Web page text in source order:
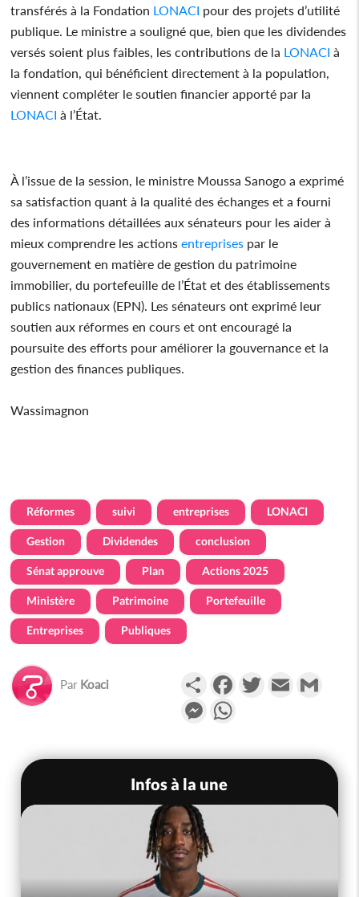
transférés à la Fondation LONACI pour des projets d’utilité
publique. Le ministre a souligné que, bien que les dividendes
versés soient plus faibles, les contributions de la LONACI à
la fondation, qui bénéficient directement à la population,
viennent compléter le soutien financier apporté par la
LONACI à l’État.
À l’issue de la session, le ministre Moussa Sanogo a exprimé
sa satisfaction quant à la qualité des échanges et a fourni
des informations détaillées aux sénateurs pour les aider à
mieux comprendre les actions entreprises par le
gouvernement en matière de gestion du patrimoine
immobilier, du portefeuille de l’État et des établissements
publics nationaux (EPN). Les sénateurs ont exprimé leur
soutien aux réformes en cours et ont encouragé la
poursuite des efforts pour améliorer la gouvernance et la
gestion des finances publiques.
Wassimagnon
Réformes suivi entreprises LONACI
Gestion Dividendes conclusion
Sénat approuve Plan Actions 2025
Ministère Patrimoine Portefeuille
Entreprises Publiques
Par Koaci PartagerFacebookTwitterEmail
Messenger
Infos à la une